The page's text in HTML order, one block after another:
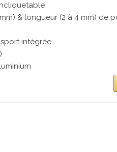
& longueur (2 à 4 mm) de
intégrée